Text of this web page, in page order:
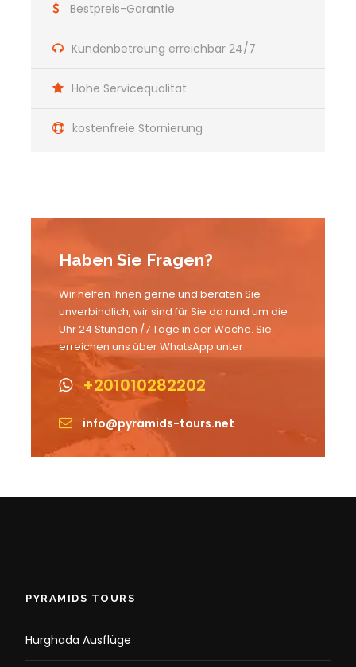
Bestpreis-Garantie
Kundenbetreung erreichbar 24/7
Hohe Servicequalität
kostenfreie Stornierung
Haben Sie Fragen?
Wir helfen Ihnen gerne und beraten Sie
unverbindlich, wir sind für Sie da rund um die
Uhr 24 Stunden /7 Tage in der Woche. Sie
erreichen uns über WhatsApp unter
+201010282202
info@pyramids-tours.net
PYRAMIDS TOURS
Hurghada Ausflüge